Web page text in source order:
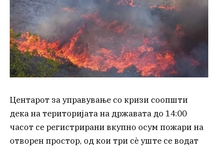
Центарот за управување со кризи соопшти
дека на територијата на државата до 14:00
часот се регистрирани вкупно осум пожари на
отворен простор, од кои три сè уште се водат